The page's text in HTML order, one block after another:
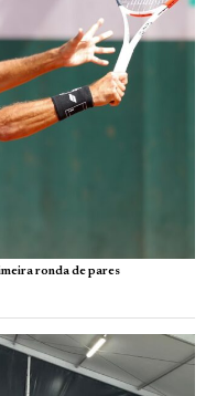
ronda de pares